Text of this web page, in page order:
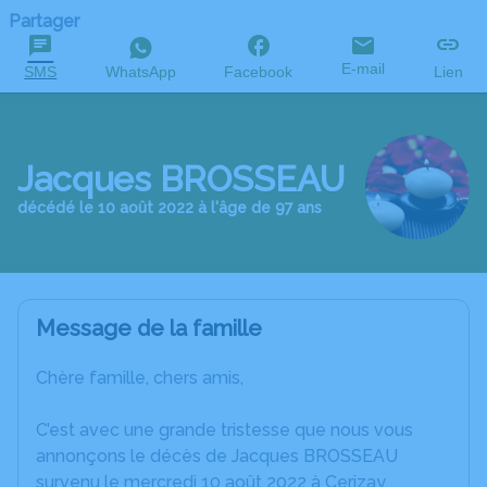
Partager
SMS WhatsApp Facebook E-mail Lien
Jacques BROSSEAU
décédé le 10 août 2022 à l'âge de 97 ans
Message de la famille
Chère famille, chers amis,
C’est avec une grande tristesse que nous vous
annonçons le décès de Jacques BROSSEAU
survenu le mercredi 10 août 2022 à Cerizay.